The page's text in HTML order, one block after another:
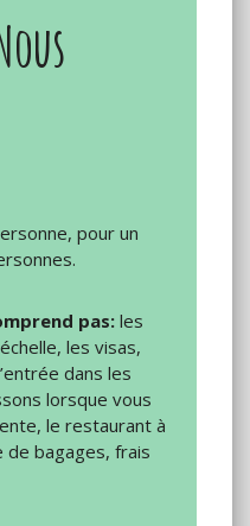
pour un
pas:les
les visas,
dans les
lorsque vous
le restaurant à
de bagages, frais